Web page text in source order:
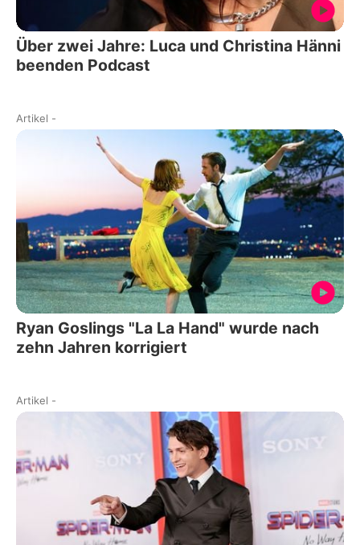
Über zwei Jahre: Luca und Christina Hänni
beenden Podcast
Artikel -
Ryan Goslings "La La Hand" wurde nach
zehn Jahren korrigiert
Artikel -